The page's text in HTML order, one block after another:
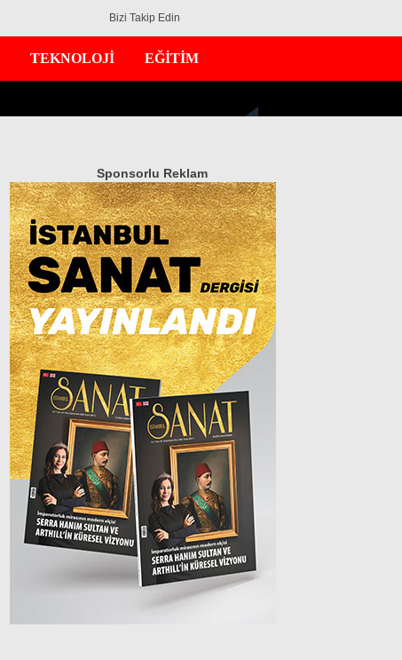
GÜNDEM
EKONOMİ
DÜNYA
MAGAZİN
SPOR
SAĞLIK
TEKNOLOJİ
EĞİTİM
Bizi Takip Edin
TEKNOLOJİ EĞİTİM
Sponsorlu Reklam